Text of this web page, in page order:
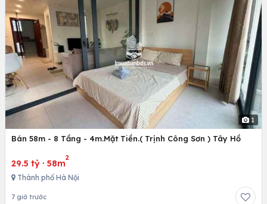
1
Bán 58m - 8 Tầng - 4m.Mặt Tiền.( Trịnh Công Sơn ) Tây Hồ
29.5 tỷ · 58m
2
Thành phố Hà Nội
7 giờ trước